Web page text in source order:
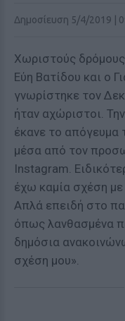
Δημοσίευση 5/4/2019 |
Χωριστούς
Εύη Βατίδου και ο
γνωρίστηκε τον
ήταν αχώριστοι.
έκανε το απόγευμα
μέσα από τον
Instagram.
έχω καμία σχέση με
Απλά επειδή στο
όπως λανθασμένα
δημόσια
σχέση μου».